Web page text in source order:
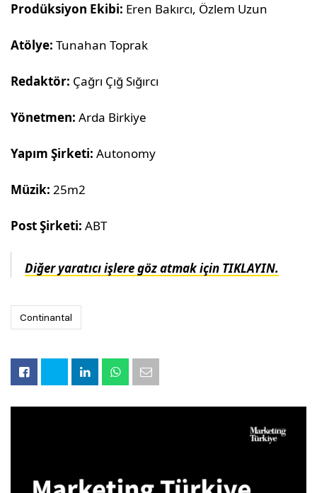
Prodüksiyon Ekibi: Eren Bakırcı, Özlem Uzun
Atölye: Tunahan Toprak
Redaktör: Çağrı Çığ Sığırcı
Yönetmen: Arda Birkiye
Yapım Şirketi: Autonomy
Müzik: 25m2
Post Şirketi: ABT
Diğer yaratıcı işlere göz atmak için TIKLAYIN.
Continantal